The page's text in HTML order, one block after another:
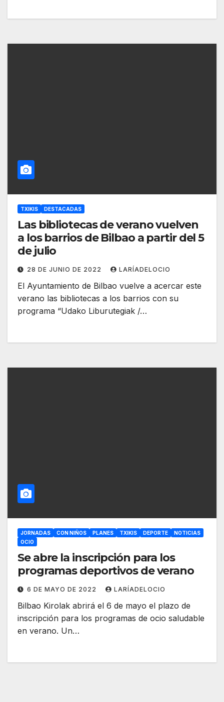
TXIKIS DESTACADAS
Las bibliotecas de verano vuelven
a los barrios de Bilbao a partir del 5
de julio
28 DE JUNIO DE 2022 LARÍADELOCIO
El Ayuntamiento de Bilbao vuelve a acercar este
verano las bibliotecas a los barrios con su
programa “Udako Liburutegiak /…
JORNADAS CON NIÑOS PLANES TXIKIS DEPORTE
NOTICIAS
OCIO
Se abre la inscripción para los
programas deportivos de verano
6 DE MAYO DE 2022 LARÍADELOCIO
Bilbao Kirolak abrirá el 6 de mayo el plazo de
inscripción para los programas de ocio saludable
en verano. Un…